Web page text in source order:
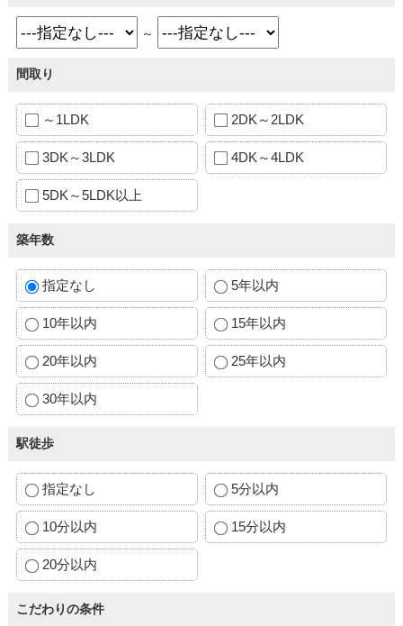
～
間取り
～1LDK 2DK～2LDK
3DK～3LDK 4DK～4LDK
5DK～5LDK以上
築年数
指定なし 5年以内
10年以内 15年以内
20年以内 25年以内
30年以内
駅徒歩
指定なし 5分以内
10分以内 15分以内
20分以内
こだわりの条件